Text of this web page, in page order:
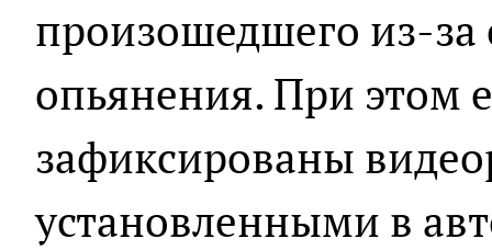
произошедшего из-за
опьянения. При этом
зафиксированы
установленными в